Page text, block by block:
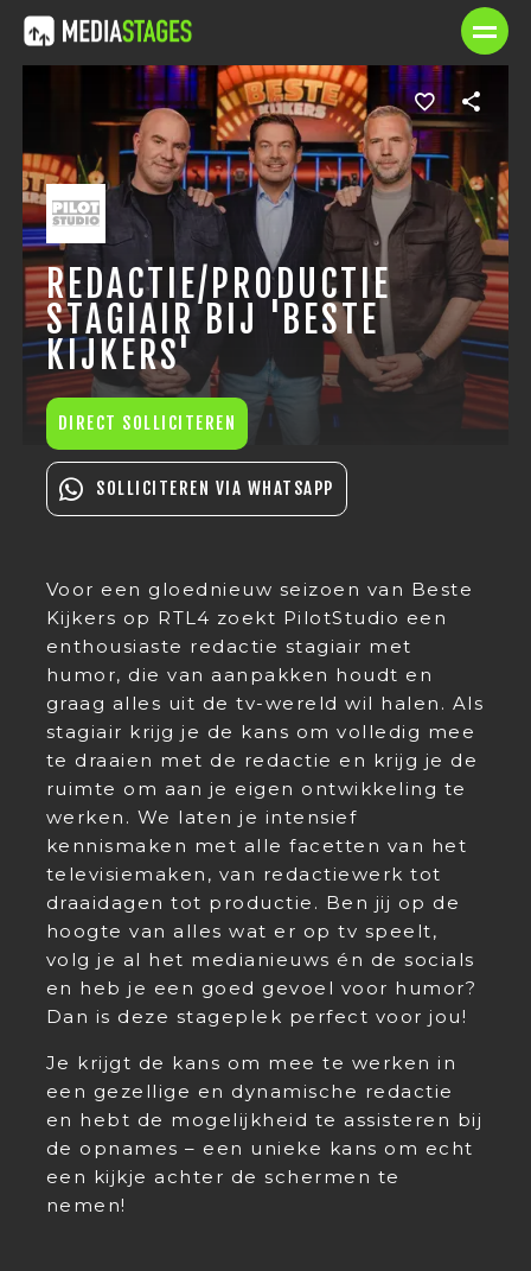
REDACTIE/PRODUCTIE
STAGIAIR BIJ 'BESTE
KIJKERS'
DIRECT SOLLICITEREN
SOLLICITEREN VIA WHATSAPP
Voor een gloednieuw seizoen van Beste
Kijkers op RTL4 zoekt PilotStudio een
enthousiaste redactie stagiair met
humor, die van aanpakken houdt en
graag alles uit de tv-wereld wil halen. Als
stagiair krijg je de kans om volledig mee
te draaien met de redactie en krijg je de
ruimte om aan je eigen ontwikkeling te
werken. We laten je intensief
kennismaken met alle facetten van het
televisiemaken, van redactiewerk tot
draaidagen tot productie. Ben jij op de
hoogte van alles wat er op tv speelt,
volg je al het medianieuws én de socials
en heb je een goed gevoel voor humor?
Dan is deze stageplek perfect voor jou!
Je krijgt de kans om mee te werken in
een gezellige en dynamische redactie
en hebt de mogelijkheid te assisteren bij
de opnames – een unieke kans om echt
een kijkje achter de schermen te
nemen!